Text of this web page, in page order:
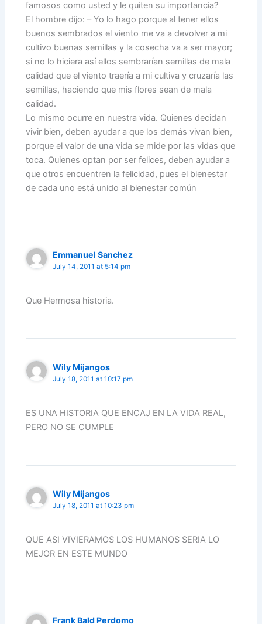
famosos como usted y le quiten su importancia?
El hombre dijo: – Yo lo hago porque al tener ellos
buenos sembrados el viento me va a devolver a mi
cultivo buenas semillas y la cosecha va a ser mayor;
si no lo hiciera así ellos sembrarían semillas de mala
calidad que el viento traería a mi cultiva y cruzaría las
semillas, haciendo que mis flores sean de mala
calidad.
Lo mismo ocurre en nuestra vida. Quienes decidan
vivir bien, deben ayudar a que los demás vivan bien,
porque el valor de una vida se mide por las vidas que
toca. Quienes optan por ser felices, deben ayudar a
que otros encuentren la felicidad, pues el bienestar
de cada uno está unido al bienestar común
Emmanuel Sanchez
July 14, 2011 at 5:14 pm
Que Hermosa historia.
Wily Mijangos
July 18, 2011 at 10:17 pm
ES UNA HISTORIA QUE ENCAJ EN LA VIDA REAL,
PERO NO SE CUMPLE
Wily Mijangos
July 18, 2011 at 10:23 pm
QUE ASI VIVIERAMOS LOS HUMANOS SERIA LO
MEJOR EN ESTE MUNDO
Frank Bald Perdomo